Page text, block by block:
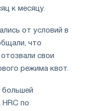
к месяцу.
от условий в
что
свои
режима квот.
большей
по